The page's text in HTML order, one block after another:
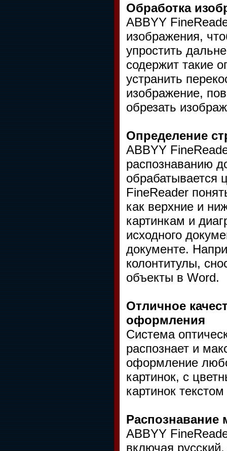
Обработка
ABBYY
изображения,
упростить
содержит такие
устранить
изображение,
обрезать
Определение
ABBYY
распознаванию
обрабатывается
FineReader
как верхние и
картинкам и
исходного
документе.
колонтитулы,
объекты в Word.
Отличное
оформления
Система
распознает и
оформление
картинок, с
картинок
Распознавание
ABBYY
включая